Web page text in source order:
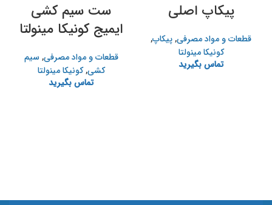
پیکاپ اصلی
قطعات و مواد مصرفی,پیکاپ,
کونیکا مینولتا
تماس بگیرید
ست سیم کشی
ایمیج کونیکا مینولتا
قطعات و مواد مصرفی,سیم
کشی,کونیکا مینولتا
تماس بگیرید